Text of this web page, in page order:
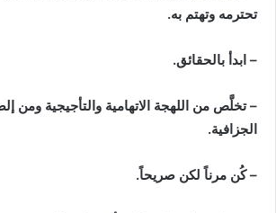
تحترمه وتهتم به.
– ابدأ بالحقائق.
– تخلَّص من اللهجة الاتهامية والتأجيجية ومن
الجزافية.
– كُن مرناً لكن صريحاً.